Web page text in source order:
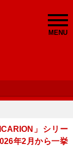
MENU
」シリー
年2月から一挙